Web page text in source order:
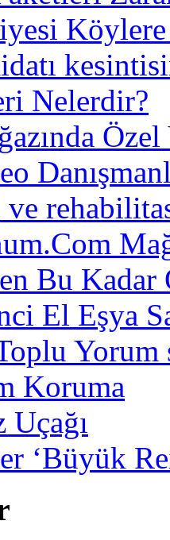
Nelerdir?
Bu Kadar
El Eşya
Koruma
Uçağı
‘Büyük